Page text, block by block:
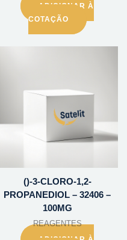
ADICIONAR À
COTAÇÃO
()-3-CLORO-1,2-
PROPANEDIOL – 32406 –
100MG
REAGENTES